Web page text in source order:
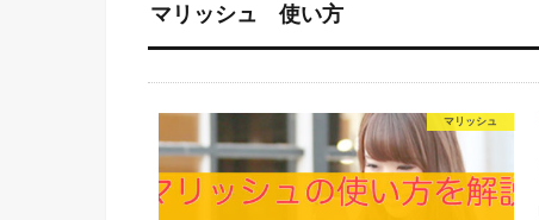
マリッシュ 使い方
マリッシュ